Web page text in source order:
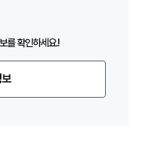
를 확인하세요.!